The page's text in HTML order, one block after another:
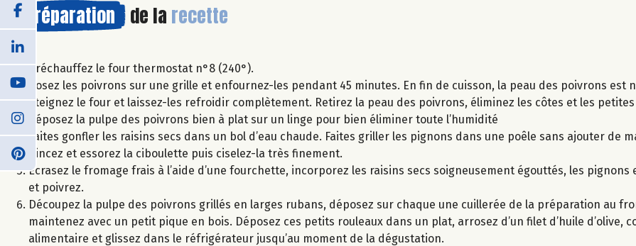
Préparation de la recette
Préchauffez le four thermostat n°8 (240°).
Posez les poivrons sur une grille et enfournez-les pendant 45 minutes. En fin de cuisson, la peau des poivrons est
éteignez le four et laissez-les refroidir complètement. Retirez la peau des poivrons, éliminez les côtes et les
déposez la pulpe des poivrons bien à plat sur un linge pour bien éliminer toute l’humidité
Faites gonfler les raisins secs dans un bol d’eau chaude. Faites griller les pignons dans une poêle sans ajouter de
Rincez et essorez la ciboulette puis ciselez-la très finement.
Ecrasez le fromage frais à l’aide d’une fourchette, incorporez les raisins secs soigneusement égouttés, les pignons
et poivrez.
Découpez la pulpe des poivrons grillés en larges rubans, déposez sur chaque une cuillerée de la préparation au
maintenez avec un petit pique en bois. Déposez ces petits rouleaux dans un plat, arrosez d’un filet d’huile d’olive,
alimentaire et glissez dans le réfrigérateur jusqu’au moment de la dégustation.